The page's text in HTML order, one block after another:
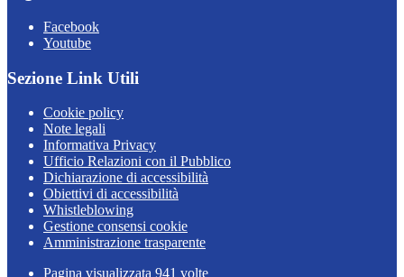
Facebook
Youtube
Sezione Link Utili
Cookie policy
Note legali
Informativa Privacy
Ufficio Relazioni con il Pubblico
Dichiarazione di accessibilità
Obiettivi di accessibilità
Whistleblowing
Gestione consensi cookie
Amministrazione trasparente
Pagina visualizzata 941 volte